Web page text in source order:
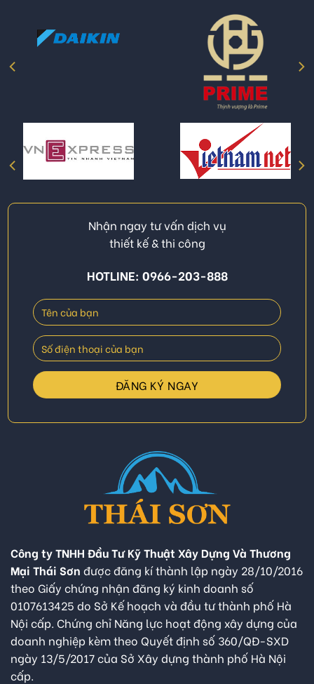
Nhận ngay tư vấn dịch vụ
thiết kế & thi công
HOTLINE: 0966-203-888
Công ty TNHH Đầu Tư Kỹ Thuật Xây Dựng Và Thương
Mại Thái Sơn được đăng kí thành lập ngày 28/10/2016
theo Giấy chứng nhận đăng ký kinh doanh số
0107613425 do Sở Kế hoạch và đầu tư thành phố Hà
Nội cấp. Chứng chỉ Năng lực hoạt động xây dựng của
doanh nghiệp kèm theo Quyết định số 360/QĐ-SXD
ngày 13/5/2017 của Sở Xây dựng thành phố Hà Nội
cấp.